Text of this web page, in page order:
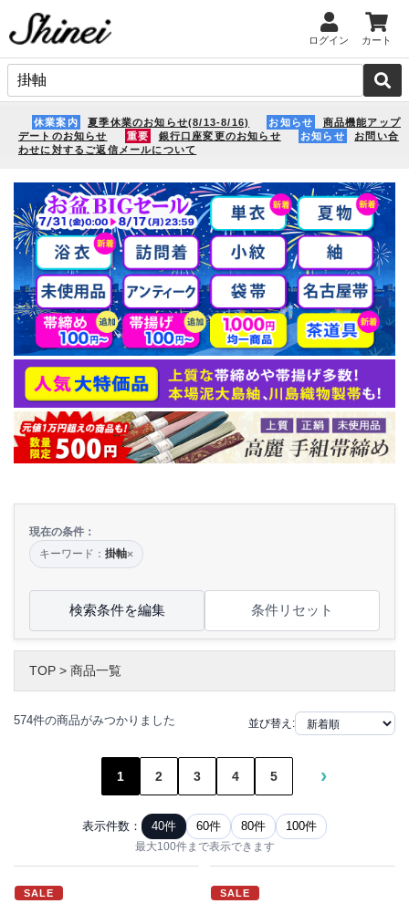
ログイン カート
休業案内 夏季休業のお知らせ(8/13-8/16) お知らせ
商品機能アップ
デートのお知らせ
重要 銀行口座変更のお知らせ お知らせ
お問い合
わせに対するご返信メールについて
現在の条件：
キーワード： 掛軸×
検索条件を編集 条件リセット
TOP > 商品一覧
574件の商品がみつかりました 並び替え:
1 2 3 4 5 ›
表示件数： 40件 60件 80件 100件
最大100件まで表示できます
SALE SALE